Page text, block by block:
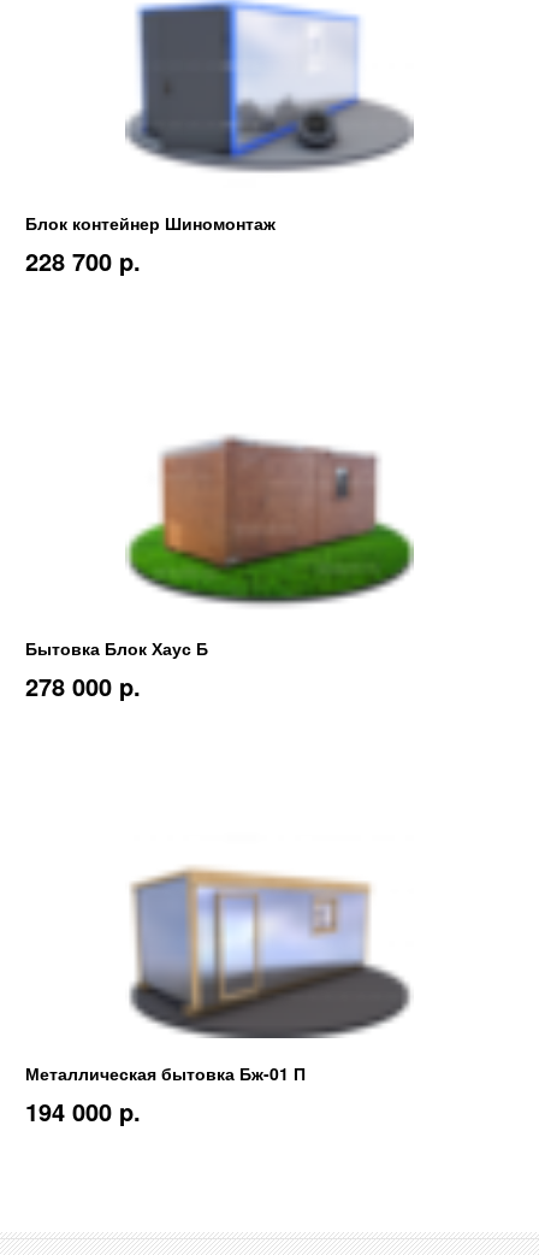
Блок контейнер Шиномонтаж
228 700 p.
Бытовка Блок Хаус Б
278 000 p.
Металлическая бытовка Бж-01 П
194 000 p.